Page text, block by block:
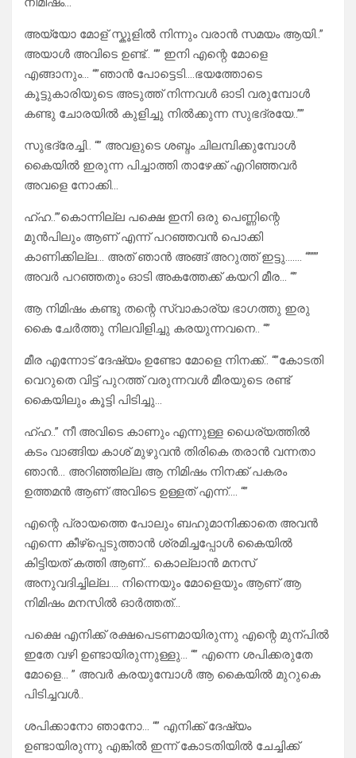
അയ്യോ മോള് സ്കൂളിൽ നിന്നും വരാൻ സമയം ആയി..”
അയാൾ അവിടെ ഉണ്ട്.. “” ഇനി എന്റെ മോളെ
എങ്ങാനും… “”ഞാൻ പോട്ടെടി….ഭയത്തോടെ
കൂട്ടുകാരിയുടെ അടുത്ത് നിന്നവൾ ഓടി വരുമ്പോൾ
കണ്ടു ചോരയിൽ കുളിച്ചു നിൽക്കുന്ന സുഭദ്രയേ..””
സുഭദ്രേച്ചി.. “” അവളുടെ ശബ്ദം ചിലമ്പിക്കുമ്പോൾ
കൈയിൽ ഇരുന്ന പിച്ചാത്തി താഴേക്ക് എറിഞ്ഞവർ
അവളെ നോക്കി…
ഹ്ഹ..”’കൊന്നില്ല പക്ഷെ ഇനി ഒരു പെണ്ണിന്റെ
മുൻപിലും ആണ് എന്ന് പറഞ്ഞവൻ പൊക്കി
കാണിക്കില്ല… അത് ഞാൻ അങ്ങ് അറുത്ത് ഇട്ടു……. “”””
അവർ പറഞ്ഞതും ഓടി അകത്തേക്ക് കയറി മീര… “”
ആ നിമിഷം കണ്ടു തന്റെ സ്വാകാര്യ ഭാഗത്തു ഇരു
കൈ ചേർത്തു നിലവിളിച്ചു കരയുന്നവനെ.. “”
മീര എന്നോട് ദേഷ്യം ഉണ്ടോ മോളെ നിനക്ക്.. “”കോടതി
വെറുതെ വിട്ട് പുറത്ത് വരുന്നവൾ മീരയുടെ രണ്ട്
കൈയിലും കൂട്ടി പിടിച്ചു…
ഹ്ഹ..” നീ അവിടെ കാണും എന്നുള്ള ധൈര്യത്തിൽ
കടം വാങ്ങിയ കാശ് മുഴുവൻ തിരികെ തരാൻ വന്നതാ
ഞാൻ… അറിഞ്ഞില്ല ആ നിമിഷം നിനക്ക് പകരം
ഉത്തമൻ ആണ് അവിടെ ഉള്ളത് എന്ന്…. “”
എന്റെ പ്രായത്തെ പോലും ബഹുമാനിക്കാതെ അവൻ
എന്നെ കീഴ്പ്പെടുത്താൻ ശ്രമിച്ചപ്പോൾ കൈയിൽ
കിട്ടിയത് കത്തി ആണ്… കൊല്ലാൻ മനസ്
അനുവദിച്ചില്ല…. നിന്നെയും മോളെയും ആണ് ആ
നിമിഷം മനസിൽ ഓർത്തത്…
പക്ഷെ എനിക്ക് രക്ഷപെടണമായിരുന്നു എന്റെ മുന്പിൽ
ഇതേ വഴി ഉണ്ടായിരുന്നുള്ളു… “” എന്നെ ശപിക്കരുതേ
മോളെ… ” അവർ കരയുമ്പോൾ ആ കൈയിൽ മുറുകെ
പിടിച്ചവൾ..
ശപിക്കാനോ ഞാനോ… “” എനിക്ക് ദേഷ്യം
ഉണ്ടായിരുന്നു എങ്കിൽ ഇന്ന് കോടതിയിൽ ചേച്ചിക്ക്